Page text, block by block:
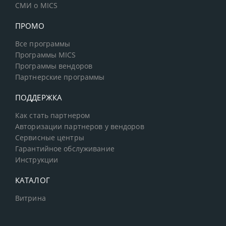
СМИ о MICS
ПРОМО
Все программы
Программы MICS
Программы вендоров
Партнерские программы
ПОДДЕРЖКА
Как стать партнером
Авторизации партнеров у вендоров
Сервисные центры
Гарантийное обслуживание
Инструкции
КАТАЛОГ
Витрина